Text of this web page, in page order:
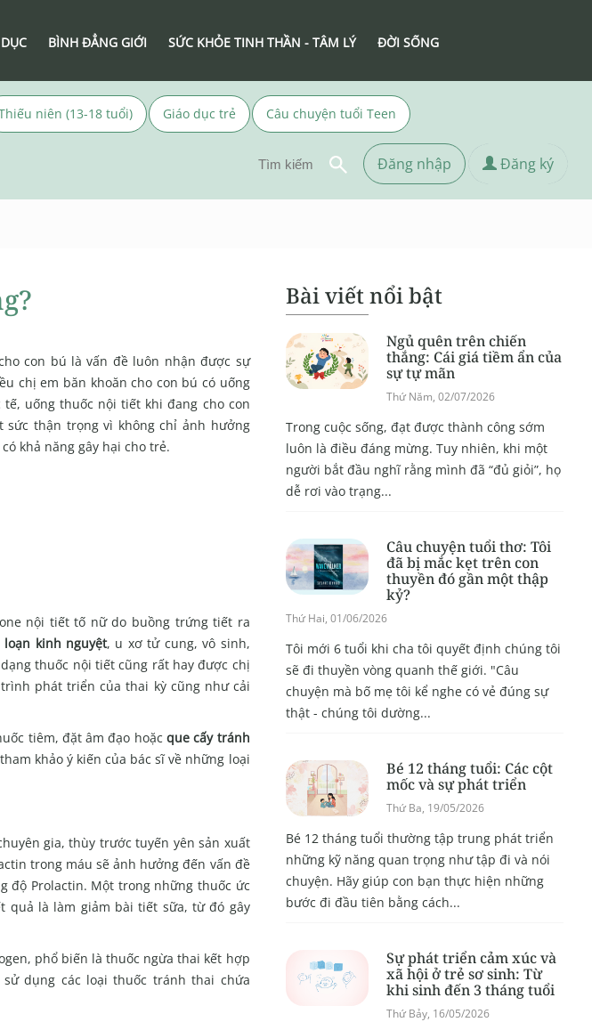
BÌNH ĐẲNG GIỚI SỨC KHỎE TINH THẦN - TÂM LÝ ĐỜI SỐNG
niên (13-18 tuổi) Giáo dục trẻ Câu chuyện tuổi Teen
Đăng nhập Đăng ký
con bú là vấn đề luôn nhận được sự
chị em băn khoăn cho con bú có uống
uống thuốc nội tiết khi đang cho con
sức thận trọng vì không chỉ ảnh hưởng
khả năng gây hại cho trẻ.
nội tiết tố nữ do buồng trứng tiết ra
loạn kinh nguyệt, u xơ tử cung, vô sinh,
thuốc nội tiết cũng rất hay được chị
phát triển của thai kỳ cũng như cải
tiêm, đặt âm đạo hoặc que cấy tránh
khảo ý kiến của bác sĩ về những loại
gia, thùy trước tuyến yên sản xuất
trong máu sẽ ảnh hưởng đến vấn đề
độ Prolactin. Một trong những thuốc ức
quả là làm giảm bài tiết sữa, từ đó gây
phổ biến là thuốc ngừa thai kết hợp
dụng các loại thuốc tránh thai chứa
Bài viết nổi bật
Ngủ quên trên chiến
thắng: Cái giá tiềm ẩn của
sự tự mãn
Thứ Năm, 02/07/2026
Trong cuộc sống, đạt được thành công sớm
luôn là điều đáng mừng. Tuy nhiên, khi một
người bắt đầu nghĩ rằng mình đã “đủ giỏi”, họ
dễ rơi vào trạng...
Câu chuyện tuổi thơ: Tôi
đã bị mắc kẹt trên con
thuyền đó gần một thập
kỷ?
Thứ Hai, 01/06/2026
Tôi mới 6 tuổi khi cha tôi quyết định chúng tôi
sẽ đi thuyền vòng quanh thế giới. "Câu
chuyện mà bố mẹ tôi kể nghe có vẻ đúng sự
thật - chúng tôi dường...
Bé 12 tháng tuổi: Các cột
mốc và sự phát triển
Thứ Ba, 19/05/2026
Bé 12 tháng tuổi thường tập trung phát triển
những kỹ năng quan trọng như tập đi và nói
chuyện. Hãy giúp con bạn thực hiện những
bước đi đầu tiên bằng cách...
Sự phát triển cảm xúc và
xã hội ở trẻ sơ sinh: Từ
khi sinh đến 3 tháng tuổi
Thứ Bảy, 16/05/2026